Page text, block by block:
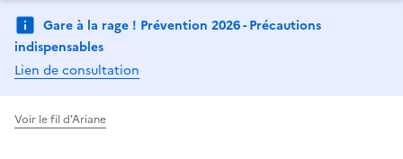
Gare à la rage ! Prévention 2026 - Précautions
indispensables
Lien de consultation
Voir le fil d'Ariane